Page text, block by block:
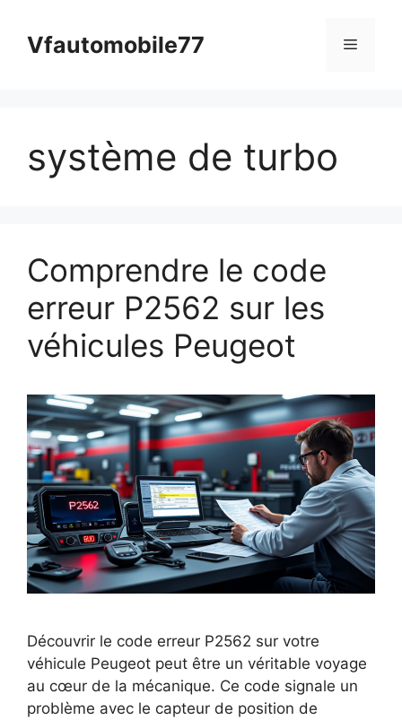
contenuVfautomobile77 Menu
système de turbo
Comprendre le code
erreur P2562 sur les
véhicules Peugeot
Découvrir le code erreur P2562 sur votre
véhicule Peugeot peut être un véritable voyage
au cœur de la mécanique. Ce code signale un
problème avec le capteur de position de